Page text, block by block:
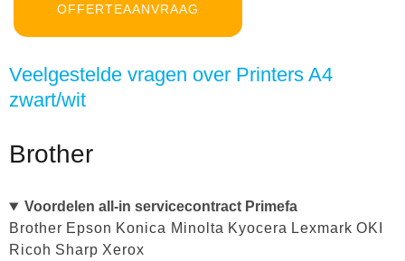
OFFERTEAANVRAAG
Veelgestelde vragen over Printers A4
zwart/wit
Brother
Voordelen all-in servicecontract Primefa
Brother Epson Konica Minolta Kyocera Lexmark OKI
Ricoh Sharp Xerox